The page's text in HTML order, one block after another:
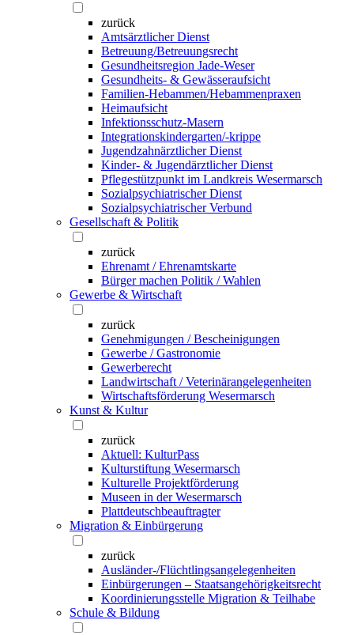
zurück
Amtsärztlicher Dienst
Betreuung/Betreuungsrecht
Gesundheitsregion Jade-Weser
Gesundheits- & Gewässeraufsicht
Familien-Hebammen/Hebammenpraxen
Heimaufsicht
Infektionsschutz-Masern
Integrationskindergarten/-krippe
Jugendzahnärztlicher Dienst
Kinder- & Jugendärztlicher Dienst
Pflegestützpunkt im Landkreis Wesermarsch
Sozialpsychiatrischer Dienst
Sozialpsychiatrischer Verbund
Gesellschaft & Politik
zurück
Ehrenamt / Ehrenamtskarte
Bürger machen Politik / Wahlen
Gewerbe & Wirtschaft
zurück
Genehmigungen / Bescheinigungen
Gewerbe / Gastronomie
Gewerberecht
Landwirtschaft / Veterinärangelegenheiten
Wirtschaftsförderung Wesermarsch
Kunst & Kultur
zurück
Aktuell: KulturPass
Kulturstiftung Wesermarsch
Kulturelle Projektförderung
Museen in der Wesermarsch
Plattdeutschbeauftragter
Migration & Einbürgerung
zurück
Ausländer-/Flüchtlingsangelegenheiten
Einbürgerungen – Staatsangehörigkeitsrecht
Koordinierungsstelle Migration & Teilhabe
Schule & Bildung